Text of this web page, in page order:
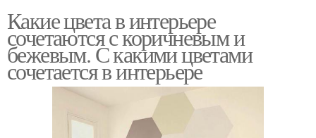
Какие цвета в интерьере
сочетаются с коричневым и
бежевым. С какими цветами
сочетается в интерьере